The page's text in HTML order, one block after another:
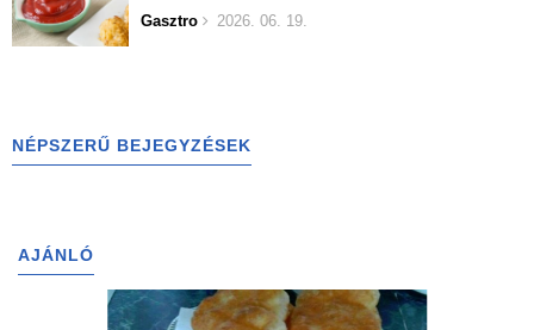
Gasztro
2026. 06. 19.
NÉPSZERŰ BEJEGYZÉSEK
AJÁNLÓ